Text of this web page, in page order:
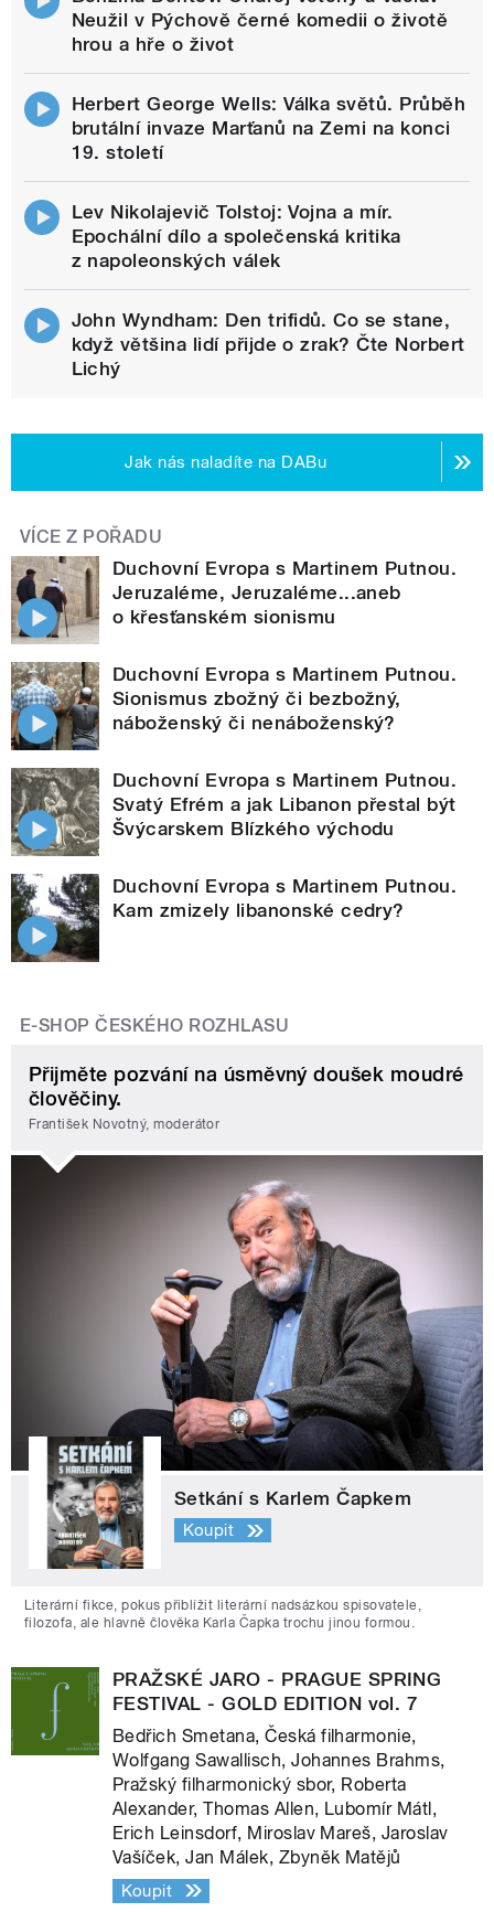
Neužil v Pýchově černé komedii o životě
hrou a hře o život
Herbert George Wells: Válka světů. Průběh
brutální invaze Marťanů na Zemi na konci
19. století
Lev Nikolajevič Tolstoj: Vojna a mír.
Epochální dílo a společenská kritika
z napoleonských válek
John Wyndham: Den trifidů. Co se stane,
když většina lidí přijde o zrak? Čte Norbert
Lichý
Jak nás naladíte na DABu
VÍCE Z POŘADU
Duchovní Evropa s Martinem Putnou.
Jeruzaléme, Jeruzaléme...aneb
o křesťanském sionismu
Duchovní Evropa s Martinem Putnou.
Sionismus zbožný či bezbožný,
náboženský či nenáboženský?
Duchovní Evropa s Martinem Putnou.
Svatý Efrém a jak Libanon přestal být
Švýcarskem Blízkého východu
Duchovní Evropa s Martinem Putnou.
Kam zmizely libanonské cedry?
E-SHOP ČESKÉHO ROZHLASU
Přijměte pozvání na úsměvný doušek moudré
člověčiny.
František Novotný, moderátor
Setkání s Karlem Čapkem
Koupit
Literární fikce, pokus přiblížit literární nadsázkou spisovatele,
filozofa, ale hlavně člověka Karla Čapka trochu jinou formou.
PRAŽSKÉ JARO - PRAGUE SPRING
FESTIVAL - GOLD EDITION vol. 7
Bedřich Smetana, Česká filharmonie,
Wolfgang Sawallisch, Johannes Brahms,
Pražský filharmonický sbor, Roberta
Alexander, Thomas Allen, Lubomír Mátl,
Erich Leinsdorf, Miroslav Mareš, Jaroslav
Vašíček, Jan Málek, Zbyněk Matějů
Koupit